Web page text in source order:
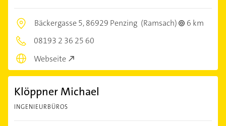
Bäckergasse 5,86929 Penzing (Ramsach)
6 km
08193 2 36 25 60
Webseite
Klöppner Michael
INGENIEURBÜROS